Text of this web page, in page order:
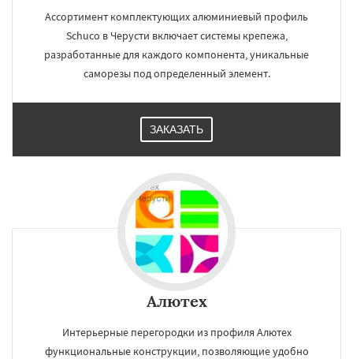
Ассортимент комплектующих алюминиевый профиль
Schuco в Черусти включает системы крепежа,
разработанные для каждого компонента, уникальные
саморезы под определенный элемент.
ЗАКАЗАТЬ
Алютех
Интерьерные перегородки из профиля Алютех
функциональные конструкции, позволяющие удобно